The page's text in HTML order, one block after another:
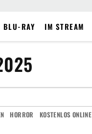
BLU-RAY IM STREAM
HORROR KOSTENLOS ONLINE